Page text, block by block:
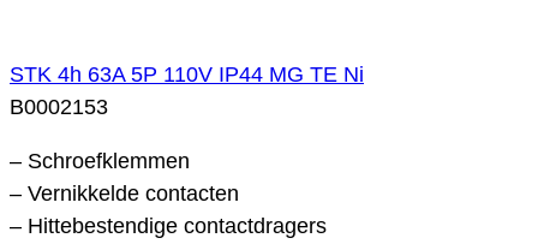
STK 4h 63A 5P 110V IP44 MG TE Ni
B0002153
– Schroefklemmen
– Vernikkelde contacten
– Hittebestendige contactdragers